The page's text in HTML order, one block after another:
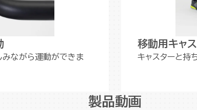
みながら運動ができま
移動用キャ
キャスターと持
製品動画